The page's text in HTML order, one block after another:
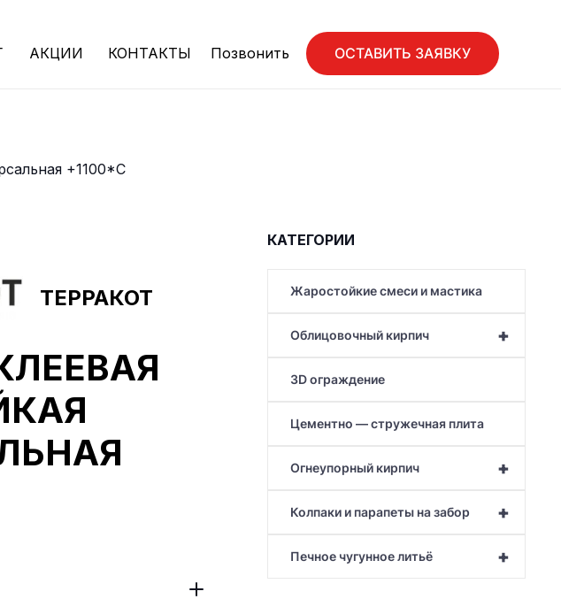
АКЦИИ КОНТАКТЫ Позвонить ОСТАВИТЬ ЗАЯВКУ
+1100*С
ТЕРРАКОТ
КАТЕГОРИИ
Жаростойкие смеси и мастика
+
Облицовочный кирпич
3D ограждение
Цементно — стружечная плита
+
Огнеупорный кирпич
+
Колпаки и парапеты на забор
+
Печное чугунное литьё